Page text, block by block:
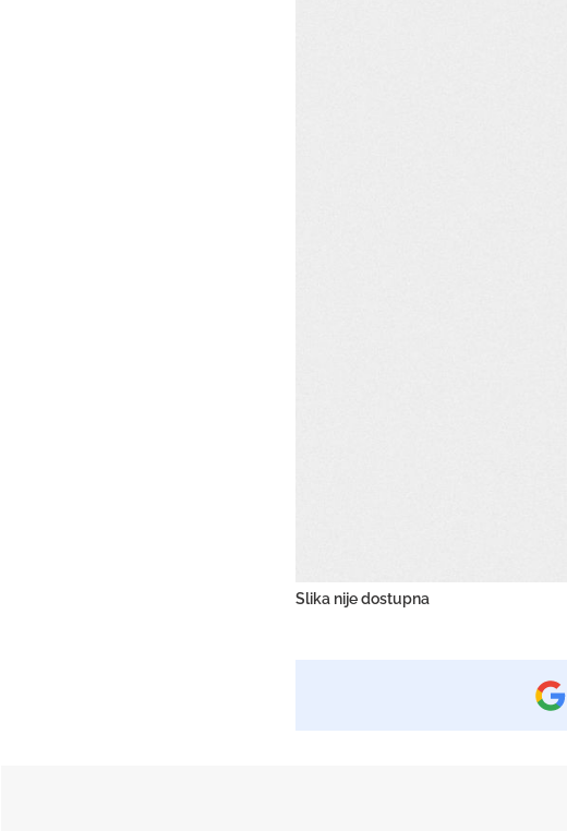
Slika nije dostupna